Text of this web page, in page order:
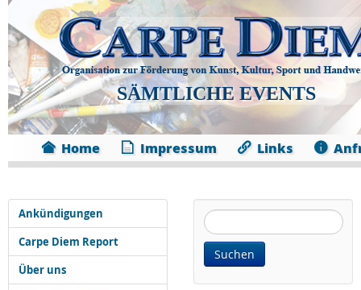
SÄMTLICHE EVENTS
Home Impressum Links
Ankündigungen
Carpe Diem Report
Über uns
Website
durchsuchen:
Suchen